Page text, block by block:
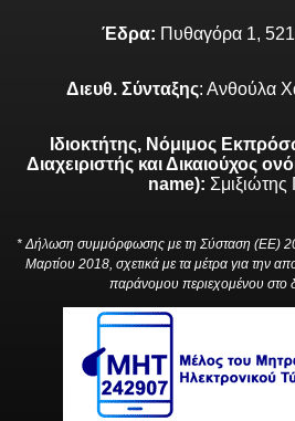
Έδρα: Πυθαγόρα 1,
Διευθ. Σύνταξης: Ανθούλα
Ιδιοκτήτης, Νόμιμος
Διαχειριστής και Δικαιούχος
name): Σμιξιώτης
* Δήλωση συμμόρφωσης με τη Σύσταση (ΕΕ)
Μαρτίου 2018, σχετικά με τα μέτρα για την
παράνομου περιεχομένου στο